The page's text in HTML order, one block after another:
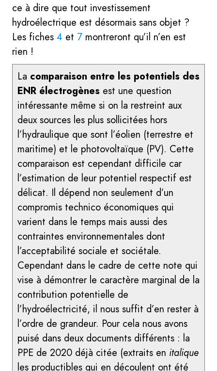
ce à dire que tout investissement
hydroélectrique est désormais sans objet ?
Les fiches 4 et 7 montreront qu’il n’en est
rien !
La comparaison entre les potentiels des
ENR électrogènes est une question
intéressante même si on la restreint aux
deux sources les plus sollicitées hors
l’hydraulique que sont l’éolien (terrestre et
maritime) et le photovoltaïque (PV). Cette
comparaison est cependant difficile car
l’estimation de leur potentiel respectif est
délicat. Il dépend non seulement d’un
compromis technico économiques qui
varient dans le temps mais aussi des
contraintes environnementales dont
l’acceptabilité sociale et sociétale.
Cependant dans le cadre de cette note qui
vise à démontrer le caractère marginal de la
contribution potentielle de
l’hydroélectricité, il nous suffit d’en rester à
l’ordre de grandeur. Pour cela nous avons
puisé dans deux documents différents : la
PPE de 2020 déjà citée (extraits en italique
les productibles qui en découlent ont été